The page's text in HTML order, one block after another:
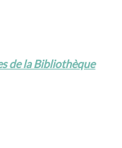
de la Bibliothèque